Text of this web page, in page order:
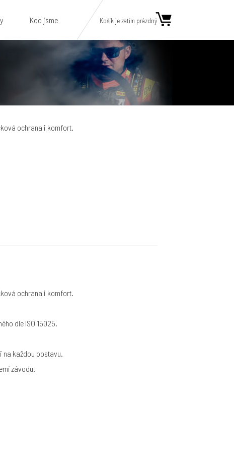
Kdo jsme Košík je zatím prázdný
ochrana i komfort.
ochrana i komfort.
dle ISO 15025.
každou postavu.
závodu.